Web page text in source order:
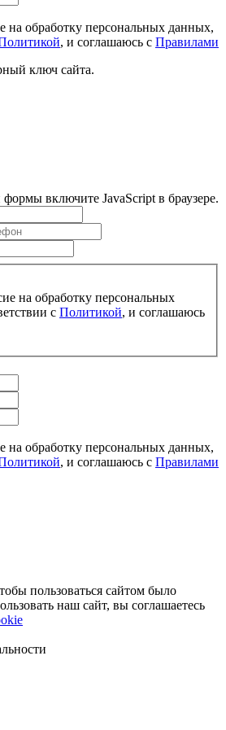
на обработку персональных данных,
, и соглашаюсь с Правилами
ключ сайта.
включите JavaScript в браузере.
на обработку персональных
с Политикой, и соглашаюсь
на обработку персональных данных,
, и соглашаюсь с Правилами
пользоваться сайтом было
наш сайт, вы соглашаетесь